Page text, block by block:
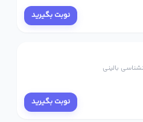
نوبت بگیرید
نوبت بگیرید